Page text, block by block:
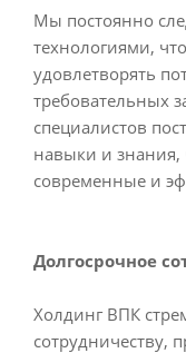
Мы постоянно
технологиями,
удовлетворять
требовательных
специалистов
навыки и знания,
современные и
Долгосрочное
Холдинг ВПК
сотрудничеству,